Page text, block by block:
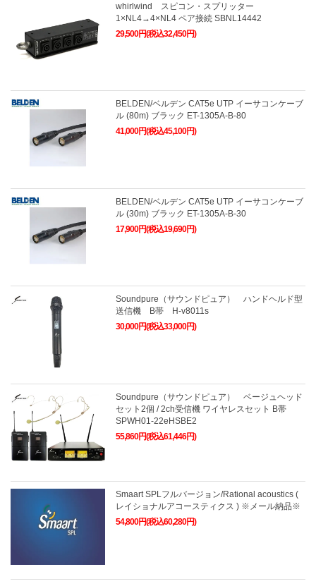
whirlwind スピコン・スプリッター
1×NL4→4×NL4 ペア接続 SBNL14442
29,500円(税込32,450円)
BELDEN/ベルデン CAT5e UTP イーサコンケーブ
ル (80m) ブラック ET-1305A-B-80
41,000円(税込45,100円)
BELDEN/ベルデン CAT5e UTP イーサコンケーブ
ル (30m) ブラック ET-1305A-B-30
17,900円(税込19,690円)
Soundpure（サウンドピュア） ハンドヘルド型
送信機 B帯 H-v8011s
30,000円(税込33,000円)
Soundpure（サウンドピュア） ベージュヘッド
セット2個 / 2ch受信機 ワイヤレスセット B帯
SPWH01-22eHSBE2
55,860円(税込61,446円)
Smaart SPLフルバージョン/Rational acoustics (
レイショナルアコースティクス ) ※メール納品※
54,800円(税込60,280円)